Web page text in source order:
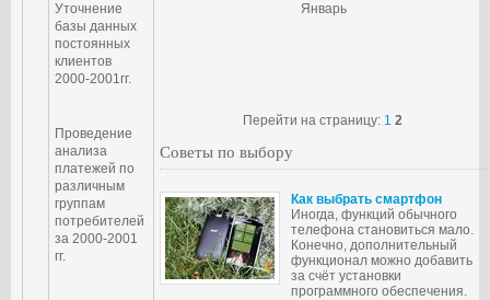
Уточнение
базы данных
постоянных
клиентов
2000-2001гг.
Январь
Проведение
анализа
платежей по
различным
группам
потребителей
за 2000-2001
гг.
Перейти на страницу: 1 2
Советы по выбору
Как выбрать смартфон
Иногда, функций обычного
телефона становиться мало.
Конечно, дополнительный
функционал можно добавить
за счёт установки
программного обеспечения.